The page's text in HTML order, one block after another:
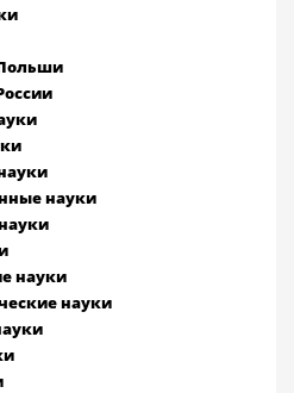
науки
науки
науки